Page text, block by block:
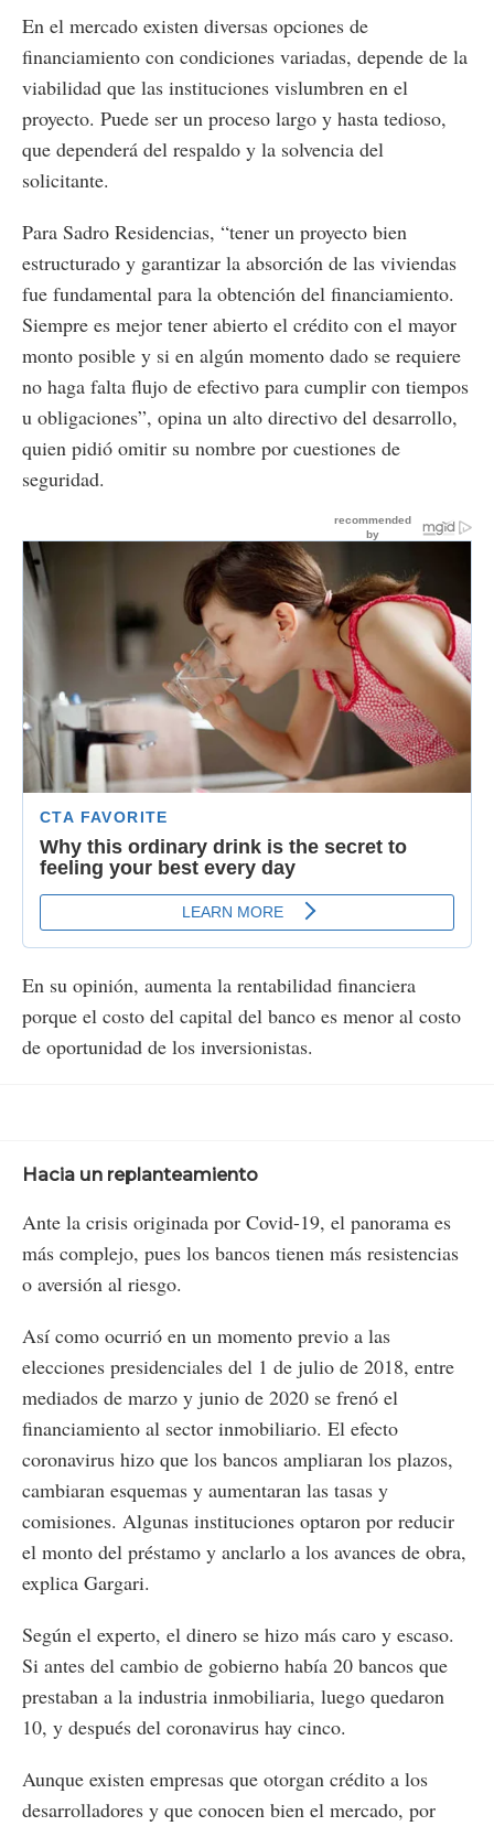
En el mercado existen diversas opciones de
financiamiento con condiciones variadas, depende de la
viabilidad que las instituciones vislumbren en el
proyecto. Puede ser un proceso largo y hasta tedioso,
que dependerá del respaldo y la solvencia del
solicitante.
Para Sadro Residencias, “tener un proyecto bien
estructurado y garantizar la absorción de las viviendas
fue fundamental para la obtención del financiamiento.
Siempre es mejor tener abierto el crédito con el mayor
monto posible y si en algún momento dado se requiere
no haga falta flujo de efectivo para cumplir con tiempos
u obligaciones”, opina un alto directivo del desarrollo,
quien pidió omitir su nombre por cuestiones de
seguridad.
En su opinión, aumenta la rentabilidad financiera
porque el costo del capital del banco es menor al costo
de oportunidad de los inversionistas.
Hacia un replanteamiento
Ante la crisis originada por Covid-19, el panorama es
más complejo, pues los bancos tienen más resistencias
o aversión al riesgo.
Así como ocurrió en un momento previo a las
elecciones presidenciales del 1 de julio de 2018, entre
mediados de marzo y junio de 2020 se frenó el
financiamiento al sector inmobiliario. El efecto
coronavirus hizo que los bancos ampliaran los plazos,
cambiaran esquemas y aumentaran las tasas y
comisiones. Algunas instituciones optaron por reducir
el monto del préstamo y anclarlo a los avances de obra,
explica Gargari.
Según el experto, el dinero se hizo más caro y escaso.
Si antes del cambio de gobierno había 20 bancos que
prestaban a la industria inmobiliaria, luego quedaron
10, y después del coronavirus hay cinco.
Aunque existen empresas que otorgan crédito a los
desarrolladores y que conocen bien el mercado, por